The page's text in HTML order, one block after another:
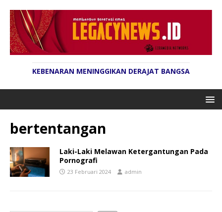
KEBENARAN MENINGGIKAN DERAJAT BANGSA
bertentangan
Laki-Laki Melawan Ketergantungan Pada
Pornografi
23 Februari 2024 admin